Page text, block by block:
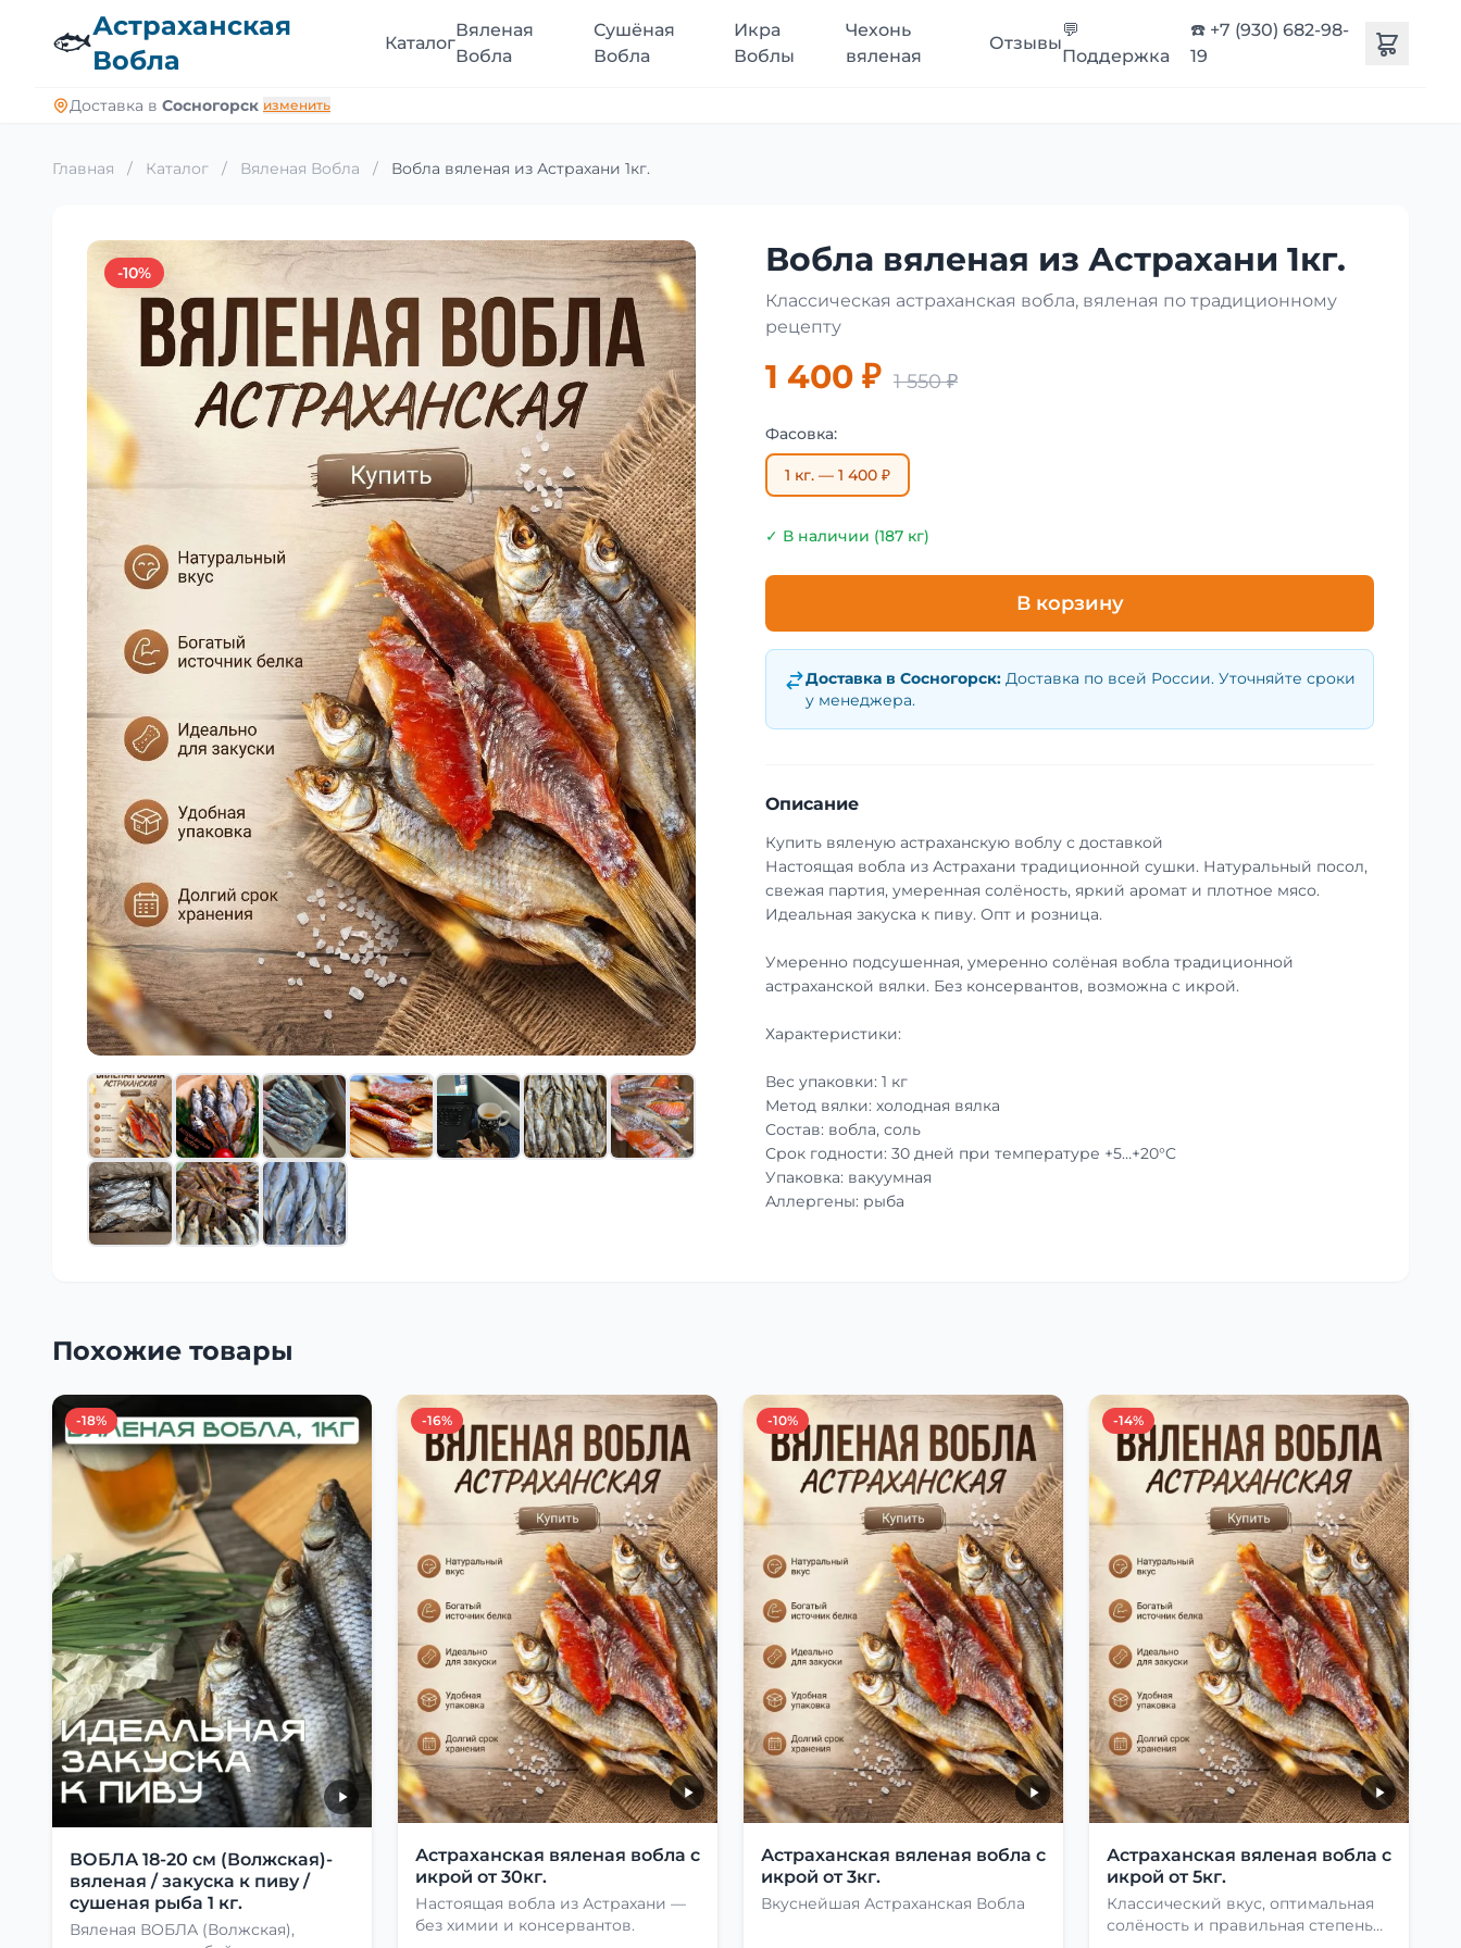
🐟Астраханская
Вобла
Каталог
Вяленая
Вобла
Сушёная
Вобла
Икра
Воблы
Чехонь
вяленая
Отзывы
💬
Поддержка
☎️ +7 (930) 682-98-
19
Доставка в Сосногорск изменить
Главная / Каталог / Вяленая Вобла / Вобла вяленая из Астрахани 1кг.
-10% Вобла вяленая из Астрахани 1кг.
Классическая астраханская вобла, вяленая по традиционному
рецепту
1 400 ₽ 1 550 ₽
Фасовка:
1 кг. — 1 400 ₽
✓ В наличии (187 кг)
В корзину
Доставка в Сосногорск: Доставка по всей России. Уточняйте сроки
у менеджера.
Описание
Купить вяленую астраханскую воблу с доставкой
Настоящая вобла из Астрахани традиционной сушки. Натуральный посол,
свежая партия, умеренная солёность, яркий аромат и плотное мясо.
Идеальная закуска к пиву. Опт и розница.
Умеренно подсушенная, умеренно солёная вобла традиционной
астраханской вялки. Без консервантов, возможна с икрой.
Характеристики:
Вес упаковки: 1 кг
Метод вялки: холодная вялка
Состав: вобла, соль
Срок годности: 30 дней при температуре +5…+20°C
Упаковка: вакуумная
Аллергены: рыба
Похожие товары
-18%
ВОБЛА 18-20 см (Волжская)-
вяленая / закуска к пиву /
сушеная рыба 1 кг.
Вяленая ВОБЛА (Волжская),
-16%
Астраханская вяленая вобла с
икрой от 30кг.
Настоящая вобла из Астрахани —
без химии и консервантов.
-10%
Астраханская вяленая вобла с
икрой от 3кг.
Вкуснейшая Астраханская Вобла
-14%
Астраханская вяленая вобла с
икрой от 5кг.
Классический вкус, оптимальная
солёность и правильная степень